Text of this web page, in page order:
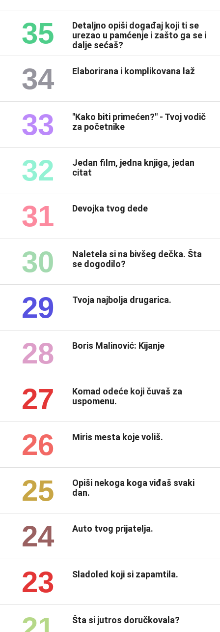
35
Detaljno opiši događaj koji ti se
urezao u pamćenje i zašto ga se i
dalje sećaš?
34 Elaborirana i komplikovana laž
33
"Kako biti primećen?" - Tvoj vodič
za početnike
32
Jedan film, jedna knjiga, jedan
citat
31 Devojka tvog dede
30
Naletela si na bivšeg dečka. Šta
se dogodilo?
29 Tvoja najbolja drugarica.
28 Boris Malinović: Kijanje
27
Komad odeće koji čuvaš za
uspomenu.
26 Miris mesta koje voliš.
25
Opiši nekoga koga viđaš svaki
dan.
24 Auto tvog prijatelja.
23 Sladoled koji si zapamtila.
Šta si jutros doručkovala?